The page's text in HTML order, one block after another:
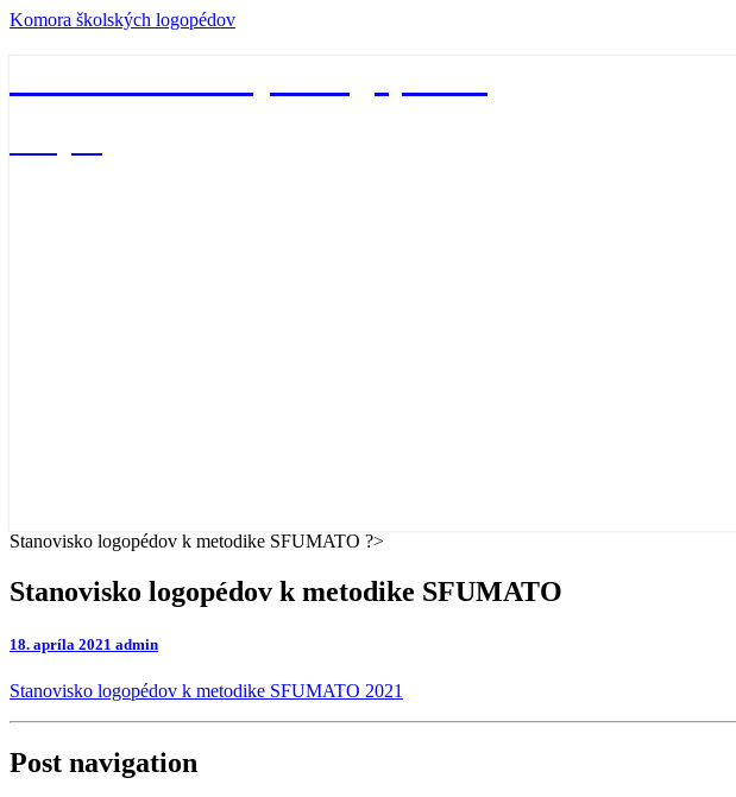
Komora školských logopédov
Stanovisko logopédov k metodike SFUMATO ?>
Stanovisko logopédov k metodike SFUMATO
18. apríla 2021 admin
Stanovisko logopédov k metodike SFUMATO 2021
Post navigation